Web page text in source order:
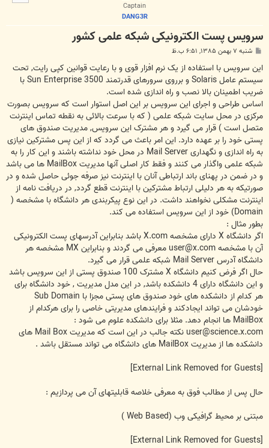
Captain
DANG3R
سرويس پست الکترونيکی شبکه علمی کشور
ت
شنبه ۷ بهمن ۱۳۸۵, ۶:۵۱ ب.ظ
اين سرويس با استفاده از يک نرم افزار قوی و با رعايت قوانين کپی رايت, تحت
سيستم عامل Solaris و برروی سرورهای قدرتمند 3500 Sun Enterprise با
ضريب اطمينان بالا نصب و راه اندازی شده است.
اساس طراحی و اجرای اين سرويس بر اين اصل استوار است که سرويس بصورت
مرکزی در محل سايت شبکه علمی ( که با سرعت بالائی به نقطه تماس اينترنت
متصل است ) قرار می گيرد و هر مشترک اين سرويس, مديريت صندوق های
پستی خود را بر عهده دارد. اين امر باعث می گردد که از اين پس مشترکين نيازی
به راه اندازی و نگهداری Mail Server در محل خود نداشته باشند و اين کار را به
شبکه علمی واگذار می کنند و فقط کار اصلی آنها مديريت MailBox ها می باشد
و در ضمن در پهنای باند ارتباطی آنان با اينترنت نيز صرفه جوئی حاصل شده و در
صورتيکه به هر دليلی ارتباط مشترکين با اينترنت قطع گردد, در دريافت نامه از
اينترنت مشکلی نخواهند داشت. در اين نوع پيکربندی هر دانشگاه با مشخصه (
Domain) خود از اين سرويس استفاده می کند.
بطور مثال :
اگر دانشگاه X دارای مشخصه X.com باشد بنابراين آدرسهای پست الکترونيکی
آن با مشخصهuser@x.com
معرفی می گردند و بنابراين MX مشخصه هر
دانشگاه آدرس Mail Server شبکه علمی قرار می گيرد.
حال اگر فرض کنيم دانشگاه X مشترک 100 صندوق پستی از اين سرويس باشد
و اين دانشگاه دارای 4 دانشکده باشد, در اين مدل مديريت , خود دانشگاه برای
هر کدام از دانشکده های خود صندوق های پستی مجزا با Sub Domain
خودشان می تواند ايجادکند و فرايندهای مديريتی خاصی را برای هرکدام از
MailBox ها انجام دهد. مثلا برای دانشکده علوم می شود :
user@science.x.com
نکته جالب در اين است که مديريت Mail Box های
دانشکده ها از مديريت MailBox های دانشگاه می تواند مستقل باشد .
[External Link Removed for Guests]
حال پس از مطالب فوق به معرفی خلاصه قابليتهای آن می پردازيم :
مبتنی بر محيط گرافيکی وب (Web Based )
[External Link Removed for Guests]